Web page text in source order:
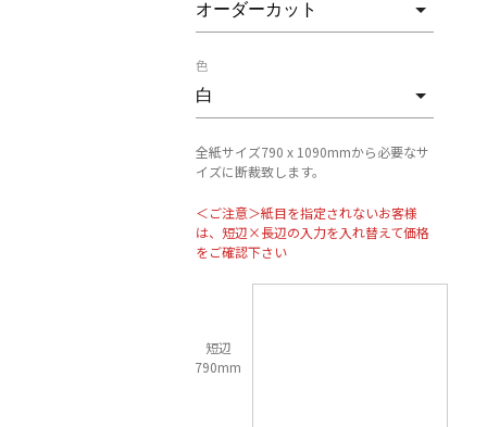
色
全紙サイズ790 x 1090mmから必要なサ
イズに断裁致します。
＜ご注意＞紙目を指定されないお客様
は、短辺×長辺の入力を入れ替えて価格
をご確認下さい
短辺
790mm